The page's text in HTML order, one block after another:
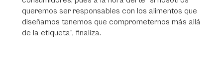
queremos ser responsables con los alimentos que
diseñamos tenemos que comprometernos más allá
de la etiqueta”, finaliza.